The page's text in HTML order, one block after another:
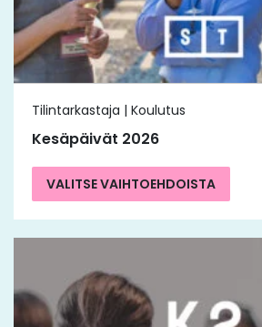
Tilintarkastaja | Koulutus
Kesäpäivät 2026
VALITSE VAIHTOEHDOISTA